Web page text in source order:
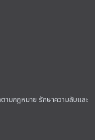
ามกฎหมาย รักษาความลับและ